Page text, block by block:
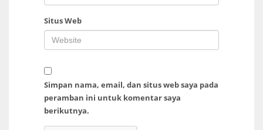
Situs Web
Simpan nama, email, dan situs web saya pada
peramban ini untuk komentar saya
berikutnya.